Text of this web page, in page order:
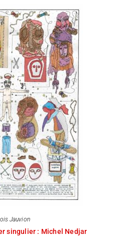
Jauvion
singulier : Michel Nedjar